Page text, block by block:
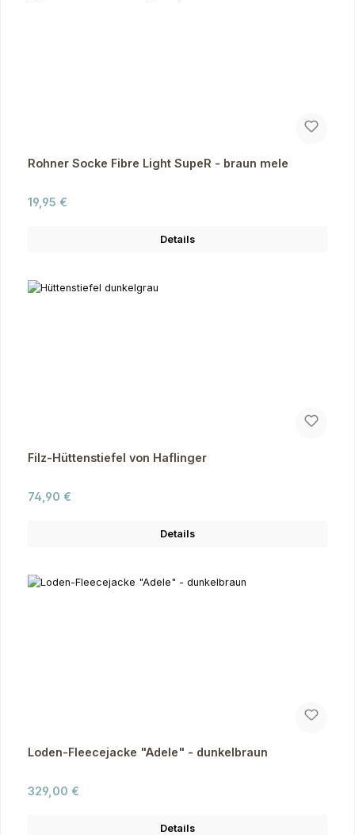
Rohner Socke Fibre Light SupeR - braun mele
Regulärer Preis:
19,95 €
Details
Filz-Hüttenstiefel von Haflinger
Regulärer Preis:
74,90 €
Details
Loden-Fleecejacke "Adele" - dunkelbraun
Regulärer Preis:
329,00 €
Details